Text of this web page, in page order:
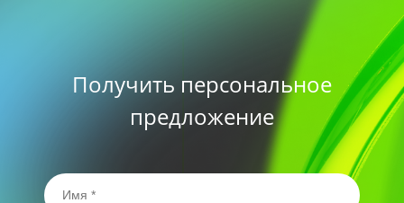
Получить персональное
предложение